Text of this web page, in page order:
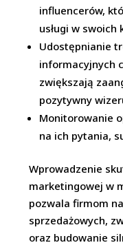
influencerów,
usługi w swoich
Udostępnianie
informacyjnych
zwiększają
pozytywny
Monitorowanie
na ich pytania,
Wprowadzenie
marketingowej w
pozwala firmom
sprzedażowych,
oraz budowanie